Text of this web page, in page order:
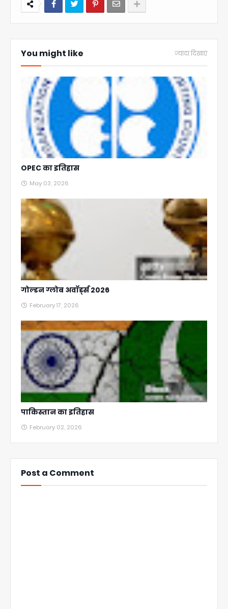
You might like ज़्यादा दिखाएं
OPEC का इतिहास
May 03, 2026
गोल्डन ग्लोब अवॉर्ड्स 2026
February 17, 2026
पाकिस्तान का इतिहास
February 02, 2026
Post a Comment